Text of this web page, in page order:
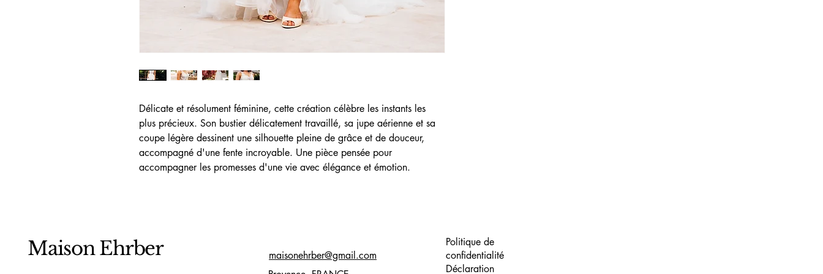
Délicate et résolument féminine, cette création célèbre les instants les
plus précieux. Son bustier délicatement travaillé, sa jupe aérienne et sa
coupe légère dessinent une silhouette pleine de grâce et de douceur,
accompagné d'une fente incroyable. Une pièce pensée pour
accompagner les promesses d'une vie avec élégance et émotion.
Maison Ehrber
maisonehrber@gmail.com
Politique de
confidentialité
Déclaration